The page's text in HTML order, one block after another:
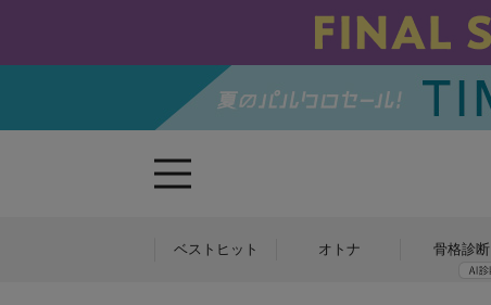
ベストヒット オトナ 骨格診断